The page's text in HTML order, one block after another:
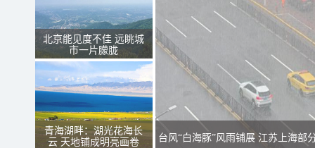
北京能见度不佳 远眺城
市一片朦胧
青海湖畔：湖光花海长
云 天地铺成明亮画卷
台风“白海豚”风雨铺展 江苏上海部